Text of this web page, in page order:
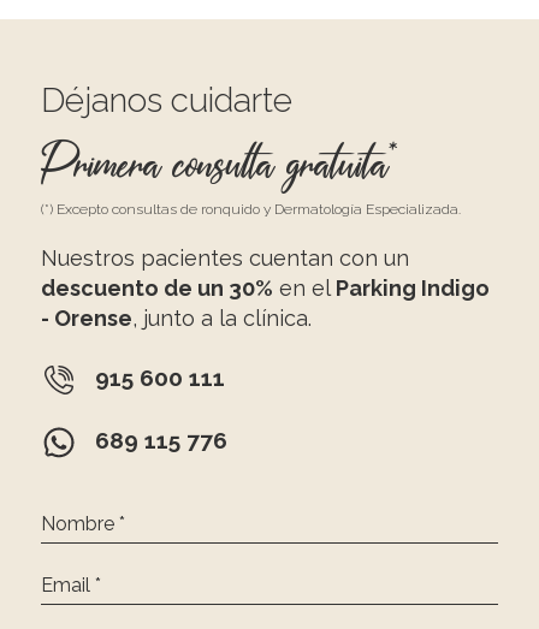
Déjanos cuidarte
Primera consulta gratuita*
(*) Excepto consultas de ronquido y Dermatología Especializada.
Nuestros pacientes cuentan con un
descuento de un 30% en el Parking Indigo
- Orense, junto a la clínica.
915 600 111
689 115 776
Nombre *
Email *